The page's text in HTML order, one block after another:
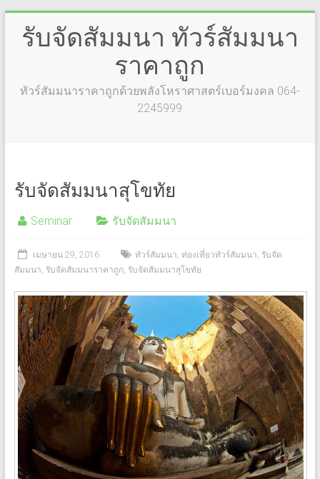
รับจัดสัมมนา ทัวร์สัมมนา
ราคาถูก
ทัวร์สัมมนาราคาถูกด้วยพลังโหราศาสตร์เบอร์มงคล 064-
2245999
รับจัดสัมมนาสุโขทัย
Seminar รับจัดสัมมนา
เมษายน 29, 2016 ทัวร์สัมมนา, ท่องเที่ยวทัวร์สัมมนา, รับจัด
สัมมนา, รับจัดสัมมนาราคาถูก, รับจัดสัมมนาสุโขทัย